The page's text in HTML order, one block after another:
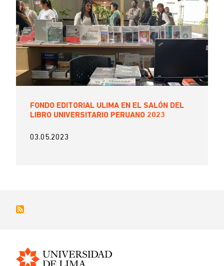
FONDO EDITORIAL ULIMA EN EL SALÓN DEL
LIBRO UNIVERSITARIO PERUANO 2023
03.05.2023